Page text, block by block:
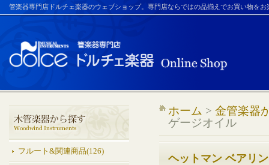
管楽器専門店ドルチェ楽器のウェブショップ。専門店ならではの品揃えでお買い物を
フルート&関連商品(126)
ホーム > 金管楽器
ゲージオイル
ヘットマン ベアリ